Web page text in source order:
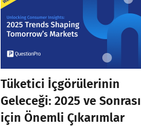
Tüketici İçgörülerinin
Geleceği: 2025 ve Sonrası
için Önemli Çıkarımlar